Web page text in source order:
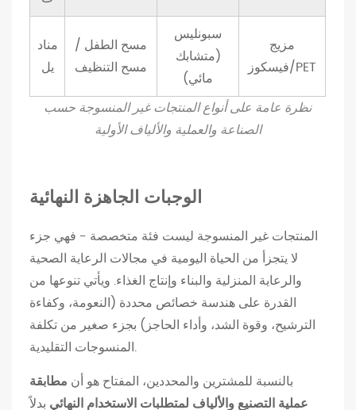
ي
ة
ا
خ
ر
ل
م
ن
ت
ج
غ
نظرة عامة على أنواع المنتجات غير المنسوجة حسب
الصناعة والعملية والألياف الأولية
مناد
يل
مسح الطفل /
مسح التنظيف
سبونليس
(متشابك
مائي)
مزيج
فيسكوز/PET
الوجبات الجاهزة النهائية
المنتجات غير المنسوجة ليست فئة متخصصة - فهي جزء
لا يتجزأ من الحياة اليومية في مجالات الرعاية الصحية
والرعاية المنزلية والبناء وإنتاج الغذاء. ويأتي تنوعها من
القدرة على هندسة خصائص محددة (النعومة، وكفاءة
الترشيح، وقوة الشد، وأداء الحاجز) بجزء صغير من تكلفة
بالنسبة للمشترين والمحددين، المفتاح هو أن مطابقة
عملية التصنيع والألياف لمتطلبات الاستخدام النهائي بدلاً